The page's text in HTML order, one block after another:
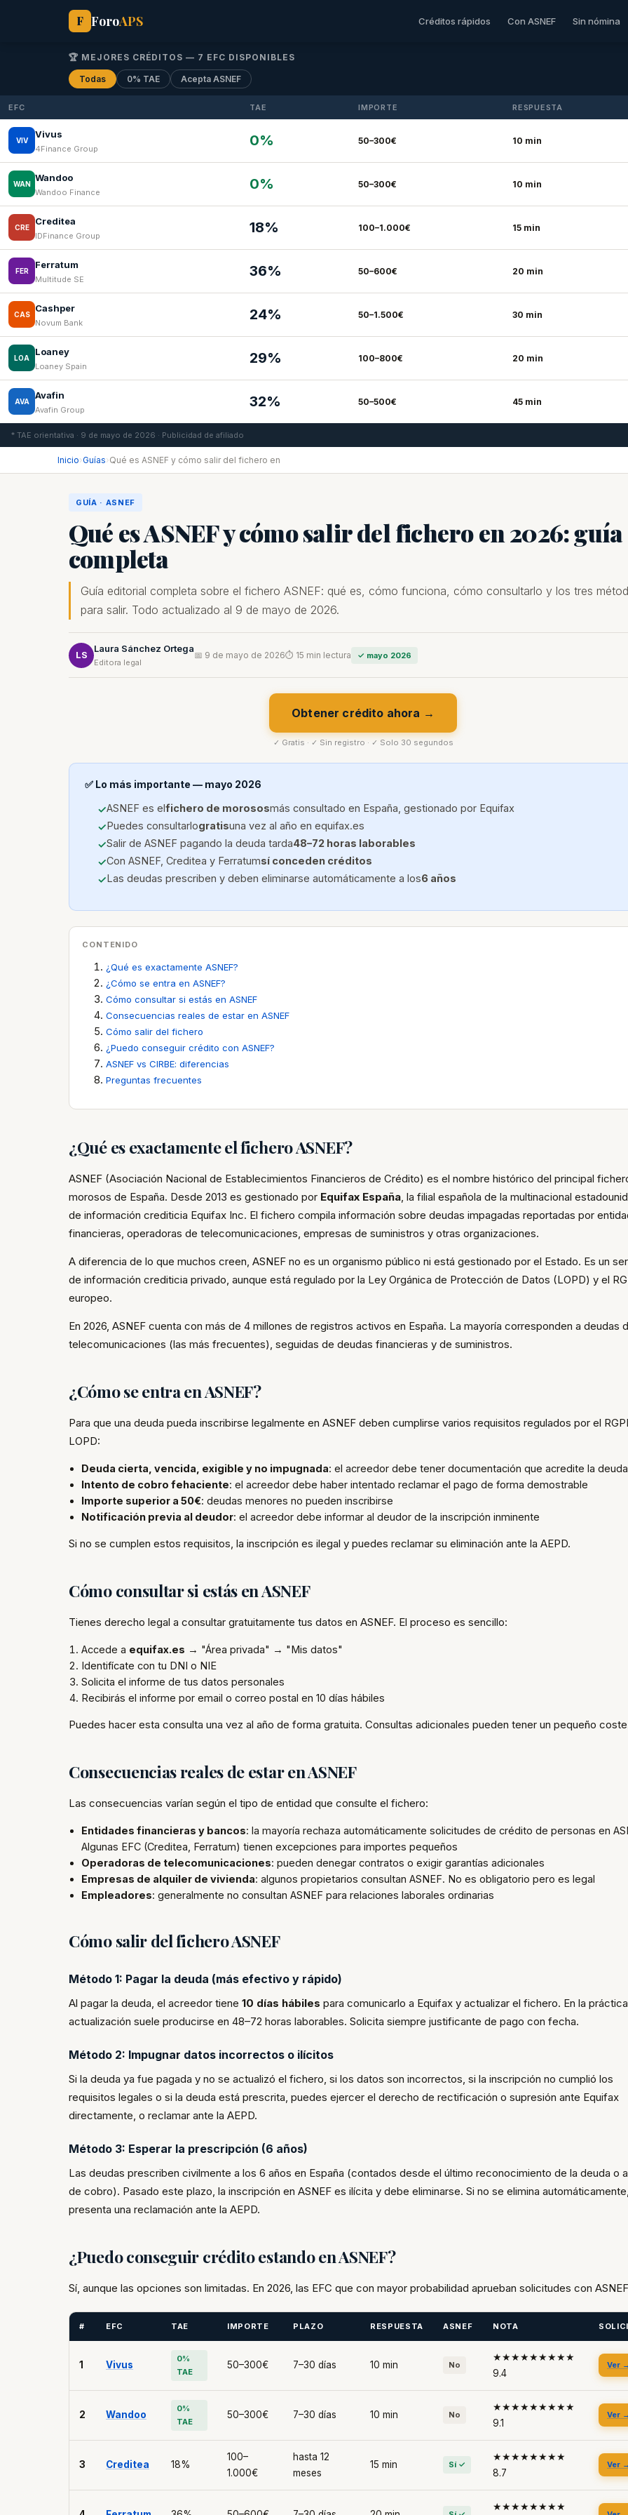
F ForoAPS Créditos rápidos Con ASNEF Sin nómina
🏆 MEJORES CRÉDITOS — 7 EFC DISPONIBLES
Todas 0% TAE Acepta ASNEF
EFC TAE IMPORTE RESPUESTA
VIV
Vivus
4Finance Group 0% 50–300€ 10 min
WAN
Wandoo
Wandoo Finance 0% 50–300€ 10 min
CRE
Creditea
IDFinance Group 18% 100–1.000€ 15 min
FER
Ferratum
Multitude SE 36% 50–600€ 20 min
CAS
Cashper
Novum Bank 24% 50–1.500€ 30 min
LOA
Loaney
Loaney Spain 29% 100–800€ 20 min
AVA
Avafin
Avafin Group 32% 50–500€ 45 min
* TAE orientativa · 9 de mayo de 2026 · Publicidad de afiliado
Inicio›Guías›Qué es ASNEF y cómo salir del fichero en
GUÍA · ASNEF
Qué es ASNEF y cómo salir del fichero en 2026: guía
completa
Guía editorial completa sobre el fichero ASNEF: qué es, cómo funciona, cómo consultarlo y los tres
para salir. Todo actualizado al 9 de mayo de 2026.
LS
Laura Sánchez Ortega
Editora legal
📅 9 de mayo de 2026⏱ 15 min lectura ✓ mayo 2026
Obtener crédito ahora →
✓ Gratis · ✓ Sin registro · ✓ Solo 30 segundos
✅ Lo más importante — mayo 2026
ASNEF es elfichero de morososmás consultado en España, gestionado por Equifax
Puedes consultarlogratisuna vez al año en equifax.es
Salir de ASNEF pagando la deuda tarda48–72 horas laborables
Con ASNEF, Creditea y Ferratumsí conceden créditos
Las deudas prescriben y deben eliminarse automáticamente a los6 años
CONTENIDO
¿Qué es exactamente ASNEF?
¿Cómo se entra en ASNEF?
Cómo consultar si estás en ASNEF
Consecuencias reales de estar en ASNEF
Cómo salir del fichero
¿Puedo conseguir crédito con ASNEF?
ASNEF vs CIRBE: diferencias
Preguntas frecuentes
¿Qué es exactamente el fichero ASNEF?
ASNEF (Asociación Nacional de Establecimientos Financieros de Crédito) es el nombre histórico del principal
morosos de España. Desde 2013 es gestionado por Equifax España, la filial española de la multinacional
de información crediticia Equifax Inc. El fichero compila información sobre deudas impagadas reportadas por
financieras, operadoras de telecomunicaciones, empresas de suministros y otras organizaciones.
A diferencia de lo que muchos creen, ASNEF no es un organismo público ni está gestionado por el Estado. Es un
de información crediticia privado, aunque está regulado por la Ley Orgánica de Protección de Datos (LOPD) y el
europeo.
En 2026, ASNEF cuenta con más de 4 millones de registros activos en España. La mayoría corresponden a deudas
telecomunicaciones (las más frecuentes), seguidas de deudas financieras y de suministros.
¿Cómo se entra en ASNEF?
Para que una deuda pueda inscribirse legalmente en ASNEF deben cumplirse varios requisitos regulados por el
LOPD:
Deuda cierta, vencida, exigible y no impugnada: el acreedor debe tener documentación que acredite la deuda
Intento de cobro fehaciente: el acreedor debe haber intentado reclamar el pago de forma demostrable
Importe superior a 50€: deudas menores no pueden inscribirse
Notificación previa al deudor: el acreedor debe informar al deudor de la inscripción inminente
Si no se cumplen estos requisitos, la inscripción es ilegal y puedes reclamar su eliminación ante la AEPD.
Cómo consultar si estás en ASNEF
Tienes derecho legal a consultar gratuitamente tus datos en ASNEF. El proceso es sencillo:
Accede a equifax.es → "Área privada" → "Mis datos"
Identifícate con tu DNI o NIE
Solicita el informe de tus datos personales
Recibirás el informe por email o correo postal en 10 días hábiles
Puedes hacer esta consulta una vez al año de forma gratuita. Consultas adicionales pueden tener un pequeño
Consecuencias reales de estar en ASNEF
Las consecuencias varían según el tipo de entidad que consulte el fichero:
Entidades financieras y bancos: la mayoría rechaza automáticamente solicitudes de crédito de personas en
Algunas EFC (Creditea, Ferratum) tienen excepciones para importes pequeños
Operadoras de telecomunicaciones: pueden denegar contratos o exigir garantías adicionales
Empresas de alquiler de vivienda: algunos propietarios consultan ASNEF. No es obligatorio pero es legal
Empleadores: generalmente no consultan ASNEF para relaciones laborales ordinarias
Cómo salir del fichero ASNEF
Método 1: Pagar la deuda (más efectivo y rápido)
Al pagar la deuda, el acreedor tiene 10 días hábiles para comunicarlo a Equifax y actualizar el fichero. En la
actualización suele producirse en 48–72 horas laborables. Solicita siempre justificante de pago con fecha.
Método 2: Impugnar datos incorrectos o ilícitos
Si la deuda ya fue pagada y no se actualizó el fichero, si los datos son incorrectos, si la inscripción no cumplió los
requisitos legales o si la deuda está prescrita, puedes ejercer el derecho de rectificación o supresión ante Equifax
directamente, o reclamar ante la AEPD.
Método 3: Esperar la prescripción (6 años)
Las deudas prescriben civilmente a los 6 años en España (contados desde el último reconocimiento de la deuda o
de cobro). Pasado este plazo, la inscripción en ASNEF es ilícita y debe eliminarse. Si no se elimina automáticamente,
presenta una reclamación ante la AEPD.
¿Puedo conseguir crédito estando en ASNEF?
Sí, aunque las opciones son limitadas. En 2026, las EFC que con mayor probabilidad aprueban solicitudes con
# EFC TAE IMPORTE PLAZO RESPUESTA ASNEF NOTA
1 Vivus
0%
TAE
50–300€ 7–30 días 10 min No
★★★★★★★★★
9.4
Ver →
2 Wandoo
0%
TAE
50–300€ 7–30 días 10 min No
★★★★★★★★★
9.1
Ver →
3 Creditea 18%
100–
1.000€
hasta 12
meses
15 min Sí ✓
★★★★★★★★
8.7
Ver →
★★★★★★★★